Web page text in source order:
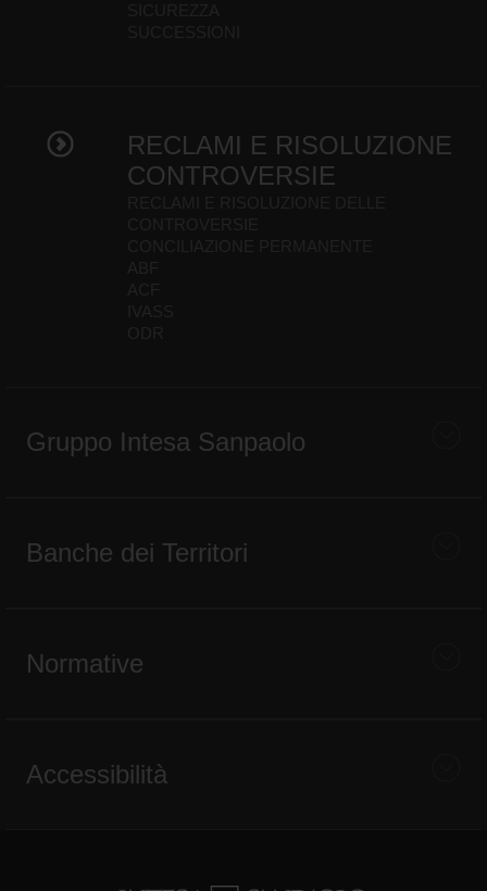
RECLAMI E RISOLUZIONE
CONTROVERSIE
Gruppo Intesa Sanpaolo
Banche dei Territori
Normative
Accessibilità